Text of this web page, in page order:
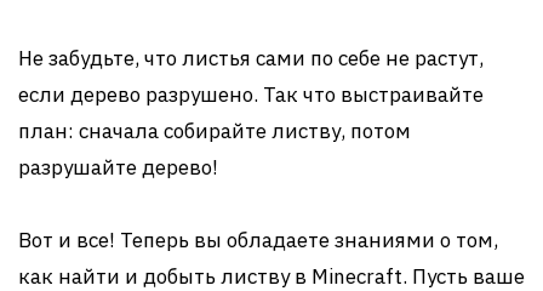
Не забудьте, что листья сами по себе не растут,
если дерево разрушено. Так что выстраивайте
план: сначала собирайте листву, потом
разрушайте дерево!
Вот и все! Теперь вы обладаете знаниями о том,
как найти и добыть листву в Minecraft. Пусть ваше